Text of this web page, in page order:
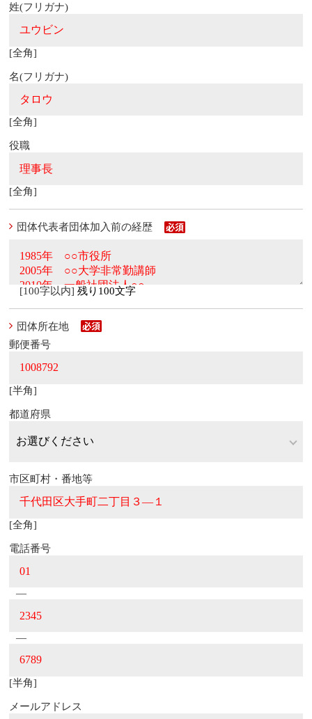
姓(フリガナ)
[全角]
名(フリガナ)
[全角]
役職
[全角]
団体代表者団体加入前の経歴
[100字以内]残り100文字
団体所在地
郵便番号
[半角]
都道府県
市区町村・番地等
[全角]
電話番号
―
―
[半角]
メールアドレス